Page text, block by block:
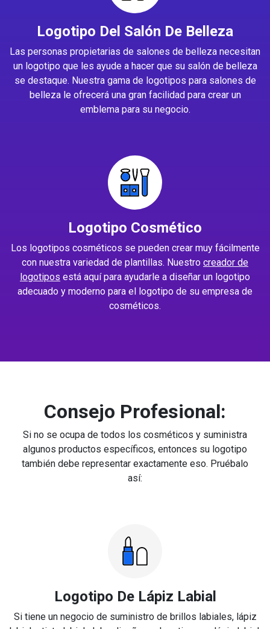
Logotipo Del Salón De Belleza
Las personas propietarias de salones de belleza necesitan
un logotipo que les ayude a hacer que su salón de belleza
se destaque. Nuestra gama de logotipos para salones de
belleza le ofrecerá una gran facilidad para crear un
emblema para su negocio.
Logotipo Cosmético
Los logotipos cosméticos se pueden crear muy fácilmente
con nuestra variedad de plantillas. Nuestro creador de
logotipos está aquí para ayudarle a diseñar un logotipo
adecuado y moderno para el logotipo de su empresa de
cosméticos.
Consejo Profesional:
Si no se ocupa de todos los cosméticos y suministra
algunos productos específicos, entonces su logotipo
también debe representar exactamente eso. Pruébalo
así:
Logotipo De Lápiz Labial
Si tiene un negocio de suministro de brillos labiales, lápiz